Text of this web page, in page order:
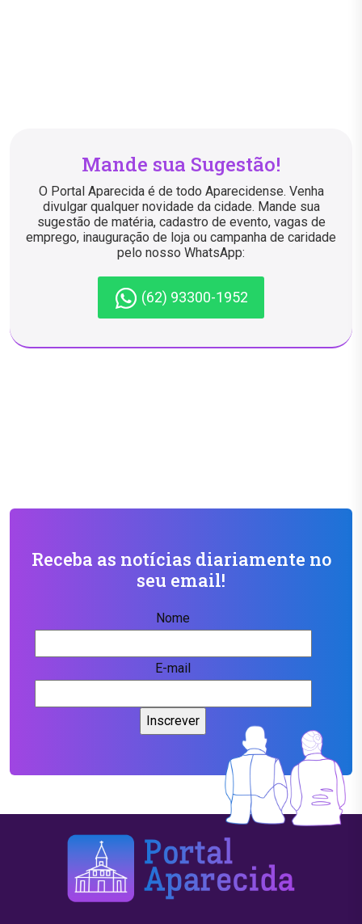
Mande sua Sugestão!
O Portal Aparecida é de todo Aparecidense. Venha
divulgar qualquer novidade da cidade. Mande sua
sugestão de matéria, cadastro de evento, vagas de
emprego, inauguração de loja ou campanha de caridade
pelo nosso WhatsApp:
(62) 93300-1952
Receba as notícias diariamente no
seu email!
Nome
E-mail